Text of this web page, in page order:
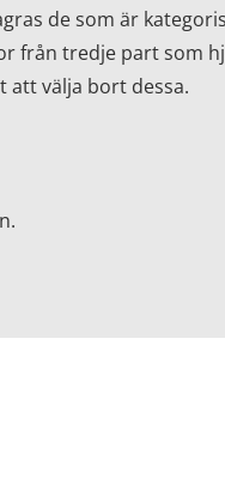
de som är
från tredje part som
att välja bort dessa.